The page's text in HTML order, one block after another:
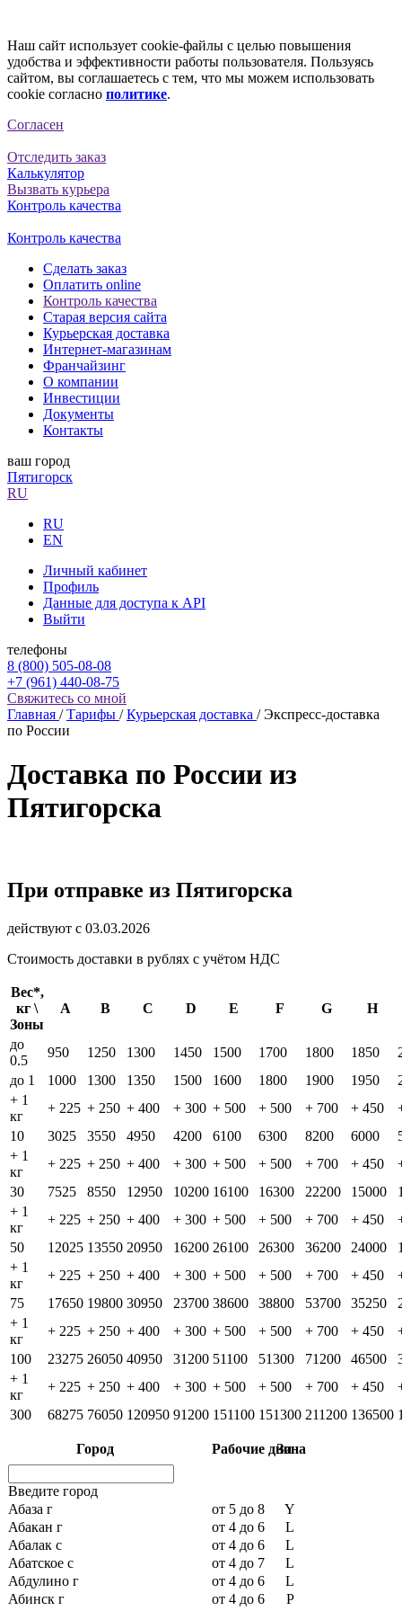
Наш сайт использует cookie-файлы с целью повышения
удобства и эффективности работы пользователя. Пользуясь
сайтом, вы соглашаетесь с тем, что мы можем использовать
cookie согласно политике.
Согласен
Отследить заказ
Калькулятор
Вызвать курьера
Контроль качества
Контроль качества
Сделать заказ
Оплатить online
Контроль качества
Старая версия сайта
Курьерская доставка
Интернет-магазинам
Франчайзинг
О компании
Инвестиции
Документы
Контакты
ваш город
Пятигорск
RU
RU
EN
Личный кабинет
Профиль
Данные для доступа к API
Выйти
телефоны
8 (800) 505-08-08
+7 (961) 440-08-75
Свяжитесь со мной
Главная /Тарифы /Курьерская доставка /Экспресс-доставка
по России
Доставка по России из
Пятигорска
При отправке из Пятигорска
действуют с 03.03.2026
Стоимость доставки в рублях с учётом НДС
Вес*,
кг \
Зоны
A B C D E F G H
до
0.5
950 1250 1300 1450 1500 1700 1800 1850
до 1
1000 1300 1350 1500 1600 1800 1900 1950
+ 1
кг
+ 225 + 250 + 400 + 300 + 500 + 500 + 700 + 450
10
3025 3550 4950 4200 6100 6300 8200 6000
+ 1
кг
+ 225 + 250 + 400 + 300 + 500 + 500 + 700 + 450
30
7525 8550 12950 10200 16100 16300 22200 15000
+ 1
кг
+ 225 + 250 + 400 + 300 + 500 + 500 + 700 + 450
50
12025 13550 20950 16200 26100 26300 36200 24000
+ 1
кг
+ 225 + 250 + 400 + 300 + 500 + 500 + 700 + 450
75
17650 19800 30950 23700 38600 38800 53700 35250
+ 1
кг
+ 225 + 250 + 400 + 300 + 500 + 500 + 700 + 450
100
23275 26050 40950 31200 51100 51300 71200 46500
+ 1
кг
+ 225 + 250 + 400 + 300 + 500 + 500 + 700 + 450
300
68275 76050 120950 91200 151100 151300 211200 136500
Город Рабочие дниЗона
Введите город
Абаза г
от 5 до 8
Y
Абакан г
от 4 до 6
L
Абалак с
от 4 до 6
L
Абатское с
от 4 до 7
L
Абдулино г
от 4 до 6
L
Абинск г
от 4 до 6
P